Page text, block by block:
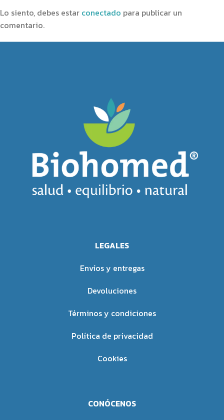
Lo siento, debes estar conectado para publicar un
comentario.
LEGALES
Envíos y entregas
Devoluciones
Términos y condiciones
Política de privacidad
Cookies
CONÓCENOS